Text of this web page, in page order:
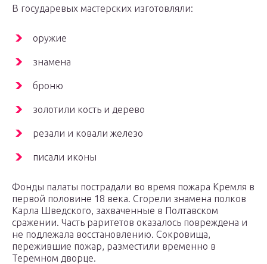
В государевых мастерских изготовляли:
оружие
знамена
броню
золотили кость и дерево
резали и ковали железо
писали иконы
Фонды палаты пострадали во время пожара Кремля в
первой половине 18 века. Сгорели знамена полков
Карла Шведского, захваченные в Полтавском
сражении. Часть раритетов оказалось повреждена и
не подлежала восстановлению. Сокровища,
пережившие пожар, разместили временно в
Теремном дворце.